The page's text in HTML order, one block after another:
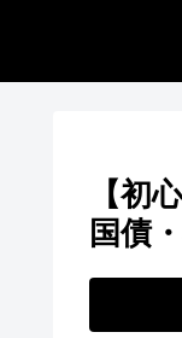
【初
国債